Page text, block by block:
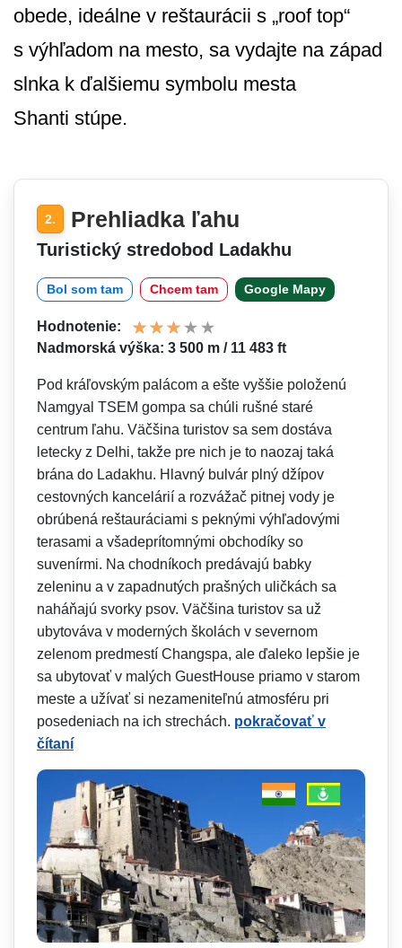
obede, ideálne v reštaurácii s „roof top“
s výhľadom na mesto, sa vydajte na západ
slnka k ďalšiemu symbolu mesta
Shanti stúpe.
2. Prehliadka ľahu
Turistický stredobod Ladakhu
Bol som tam Chcem tam Google Mapy
Hodnotenie:
Nadmorská výška: 3 500 m / 11 483 ft
Pod kráľovským palácom a ešte vyššie položenú
Namgyal TSEM gompa sa chúli rušné staré
centrum ľahu. Väčšina turistov sa sem dostáva
letecky z Delhi, takže pre nich je to naozaj taká
brána do Ladakhu. Hlavný bulvár plný džípov
cestovných kancelárií a rozvážač pitnej vody je
obrúbená reštauráciami s peknými výhľadovými
terasami a všadeprítomnými obchodíky so
suvenírmi. Na chodníkoch predávajú babky
zeleninu a v zapadnutých prašných uličkách sa
naháňajú svorky psov. Väčšina turistov sa už
ubytováva v moderných školách v severnom
zelenom predmestí Changspa, ale ďaleko lepšie je
sa ubytovať v malých GuestHouse priamo v starom
meste a užívať si nezameniteľnú atmosféru pri
posedeniach na ich strechách. pokračovať v
čítaní